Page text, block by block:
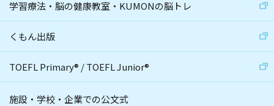
学習療法・脳の健康教室・KUMONの脳トレ
くもん出版
TOEFL Primary® /TOEFL Junior®
施設・学校・企業での公文式